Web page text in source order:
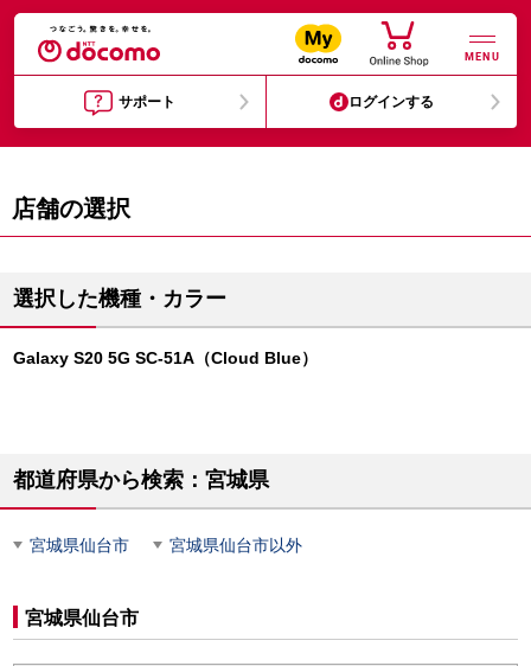
MENU
サポート ログインする
店舗の選択
選択した機種・カラー
Galaxy S20 5G SC-51A（Cloud Blue）
都道府県から検索：宮城県
宮城県仙台市 宮城県仙台市以外
宮城県仙台市